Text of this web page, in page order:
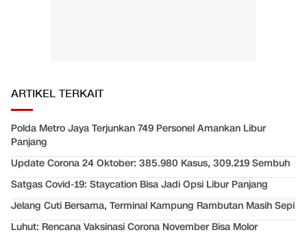
ARTIKEL TERKAIT
Polda Metro Jaya Terjunkan 749 Personel Amankan Libur
Panjang
Update Corona 24 Oktober: 385.980 Kasus, 309.219 Sembuh
Satgas Covid-19: Staycation Bisa Jadi Opsi Libur Panjang
Jelang Cuti Bersama, Terminal Kampung Rambutan Masih Sepi
Luhut: Rencana Vaksinasi Corona November Bisa Molor